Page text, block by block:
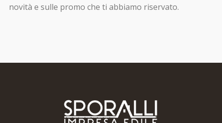
novità e sulle promo che ti abbiamo riservato.